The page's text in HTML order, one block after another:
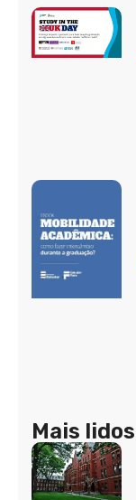
Mais lidos